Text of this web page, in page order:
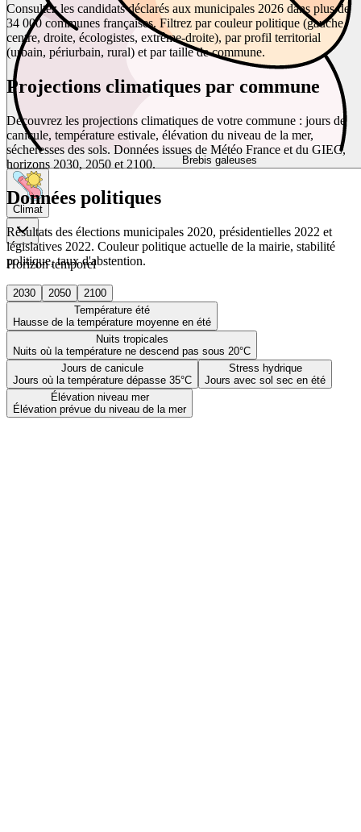
Brebis galeuses
Climat
Horizon temporel
2030 2050
2100
Température été
Hausse de la température moyenne en été
Nuits tropicales
Nuits où la température ne descend pas sous 20°C
Jours de canicule
Jours où la température dépasse 35°C
Stress hydrique
Jours avec sol sec en été
Élévation niveau mer
Élévation prévue du niveau de la mer
Consultez les candidats déclarés aux municipales 2026 dans plus de
34 000 communes françaises. Filtrez par couleur politique (gauche,
centre, droite, écologistes, extrême-droite), par profil territorial
(urbain, périurbain, rural) et par taille de commune.
Projections climatiques par commune
Découvrez les projections climatiques de votre commune : jours de
canicule, température estivale, élévation du niveau de la mer,
sécheresses des sols. Données issues de Météo France et du GIEC,
horizons 2030, 2050 et 2100.
Données politiques
Résultats des élections municipales 2020, présidentielles 2022 et
législatives 2022. Couleur politique actuelle de la mairie, stabilité
politique, taux d'abstention.